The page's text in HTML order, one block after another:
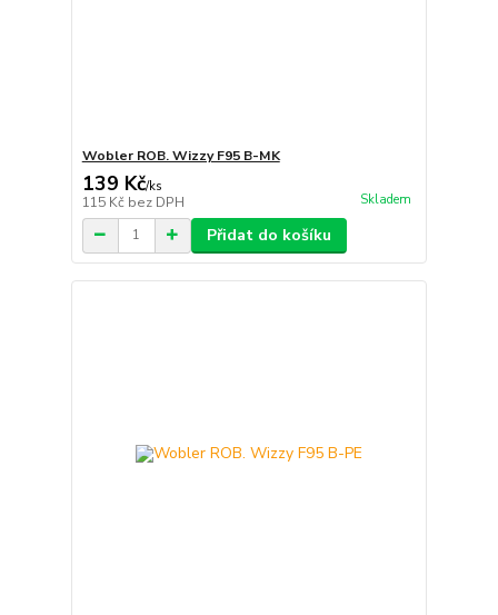
Wobler ROB. Wizzy F95 B-MK
139 Kč/ks
115 Kč bez DPH Skladem
Přidat do košíku